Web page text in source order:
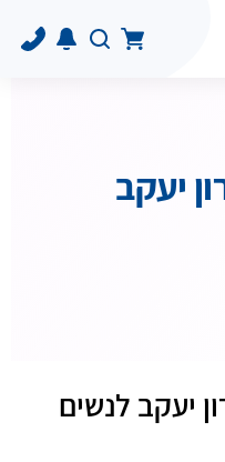
יעקב
יעקב לנשים